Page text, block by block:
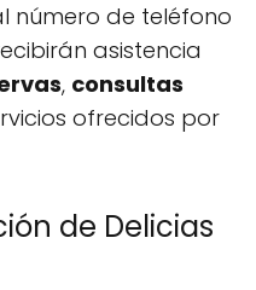
número de teléfono
asistencia
, consultas
ofrecidos por
de Delicias